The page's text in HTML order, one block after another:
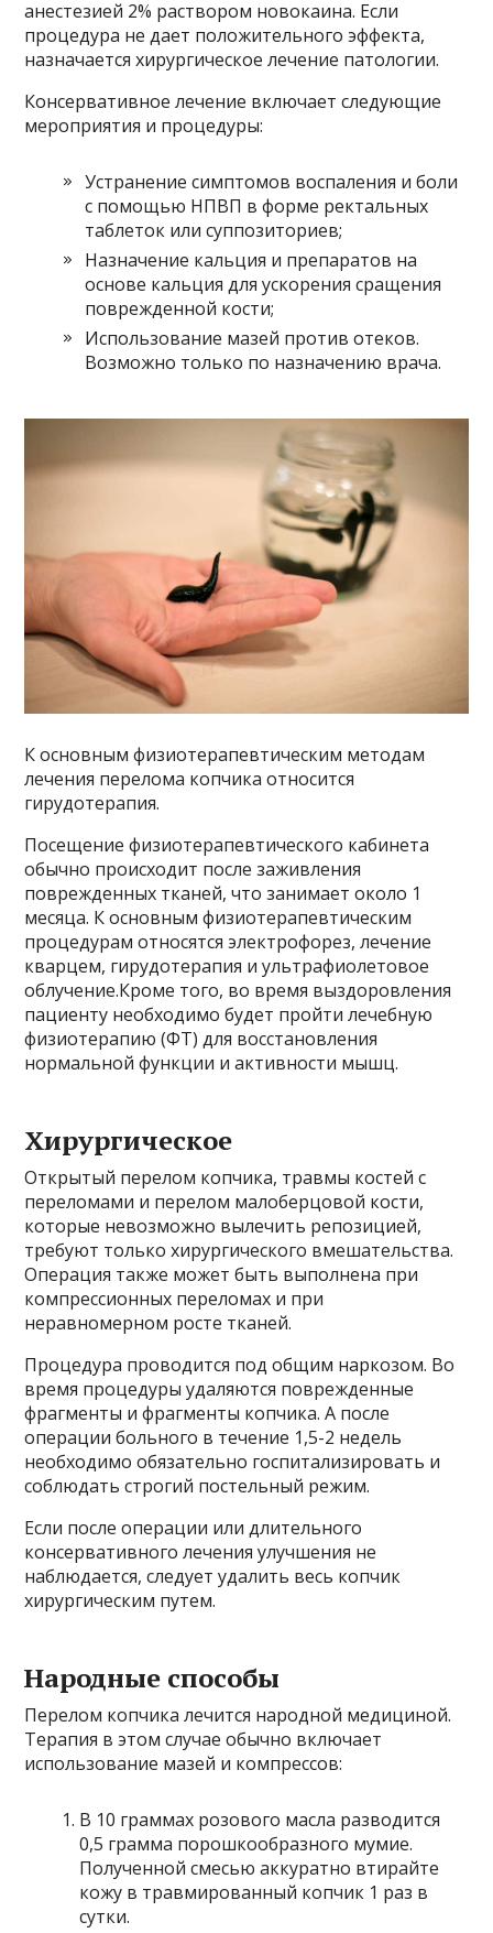
анестезией 2% раствором новокаина. Если
процедура не дает положительного эффекта,
назначается хирургическое лечение патологии.
Консервативное лечение включает следующие
мероприятия и процедуры:
Устранение симптомов воспаления и боли
с помощью НПВП в форме ректальных
таблеток или суппозиториев;
Назначение кальция и препаратов на
основе кальция для ускорения сращения
поврежденной кости;
Использование мазей против отеков.
Возможно только по назначению врача.
К основным физиотерапевтическим методам
лечения перелома копчика относится
гирудотерапия.
Посещение физиотерапевтического кабинета
обычно происходит после заживления
поврежденных тканей, что занимает около 1
месяца. К основным физиотерапевтическим
процедурам относятся электрофорез, лечение
кварцем, гирудотерапия и ультрафиолетовое
облучение.Кроме того, во время выздоровления
пациенту необходимо будет пройти лечебную
физиотерапию (ФТ) для восстановления
нормальной функции и активности мышц.
Хирургическое
Открытый перелом копчика, травмы костей с
переломами и перелом малоберцовой кости,
которые невозможно вылечить репозицией,
требуют только хирургического вмешательства.
Операция также может быть выполнена при
компрессионных переломах и при
неравномерном росте тканей.
Процедура проводится под общим наркозом. Во
время процедуры удаляются поврежденные
фрагменты и фрагменты копчика. А после
операции больного в течение 1,5-2 недель
необходимо обязательно госпитализировать и
соблюдать строгий постельный режим.
Если после операции или длительного
консервативного лечения улучшения не
наблюдается, следует удалить весь копчик
хирургическим путем.
Народные способы
Перелом копчика лечится народной медициной.
Терапия в этом случае обычно включает
использование мазей и компрессов:
В 10 граммах розового масла разводится
0,5 грамма порошкообразного мумие.
Полученной смесью аккуратно втирайте
кожу в травмированный копчик 1 раз в
сутки.